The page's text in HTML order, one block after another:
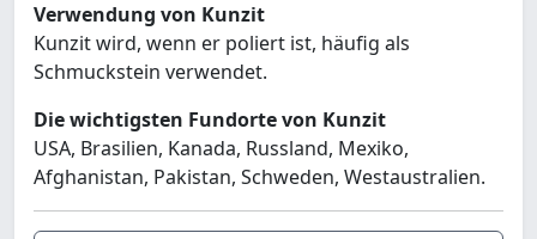
Verwendung von Kunzit
Kunzit wird, wenn er poliert ist, häufig als
Schmuckstein verwendet.
Die wichtigsten Fundorte von Kunzit
USA, Brasilien, Kanada, Russland, Mexiko,
Afghanistan, Pakistan, Schweden, Westaustralien.